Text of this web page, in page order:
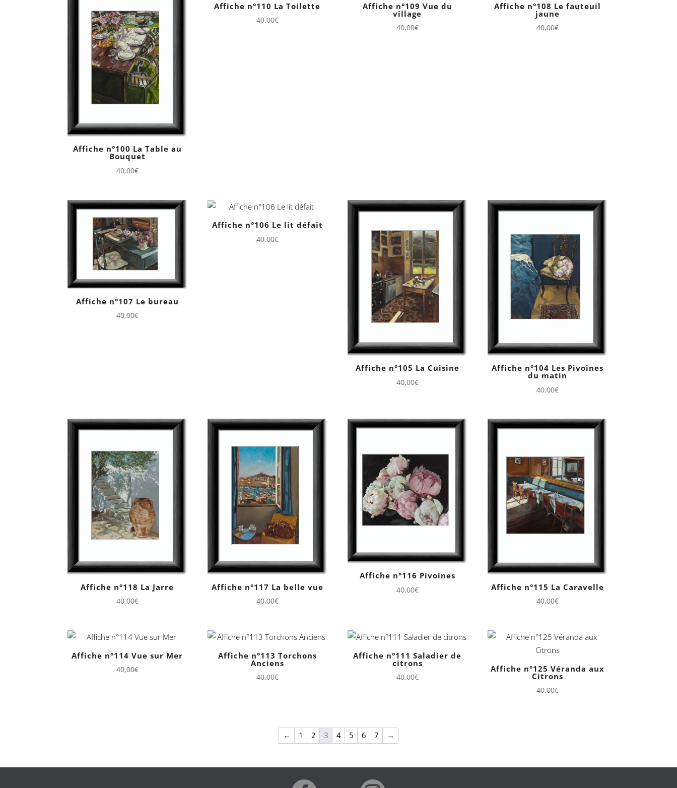
Affiche n°100 La Table au
Bouquet
40,00€
Affiche n°110 La Toilette
40,00€
Affiche n°109 Vue du
village
40,00€
Affiche n°108 Le fauteuil
jaune
40,00€
Affiche n°107 Le bureau
40,00€
Affiche n°106 Le lit défait
40,00€
Affiche n°105 La Cuisine
40,00€
Affiche n°104 Les Pivoines
du matin
40,00€
Affiche n°118 La Jarre
40,00€
Affiche n°117 La belle vue
40,00€
Affiche n°116 Pivoines
40,00€ Affiche n°115 La Caravelle
40,00€
Affiche n°114 Vue sur Mer
40,00€
Affiche n°113 Torchons
Anciens
40,00€
Affiche n°111 Saladier de
citrons
40,00€
Affiche n°125 Véranda aux
Citrons
40,00€
← 1 2 3 4 5 6 7 →